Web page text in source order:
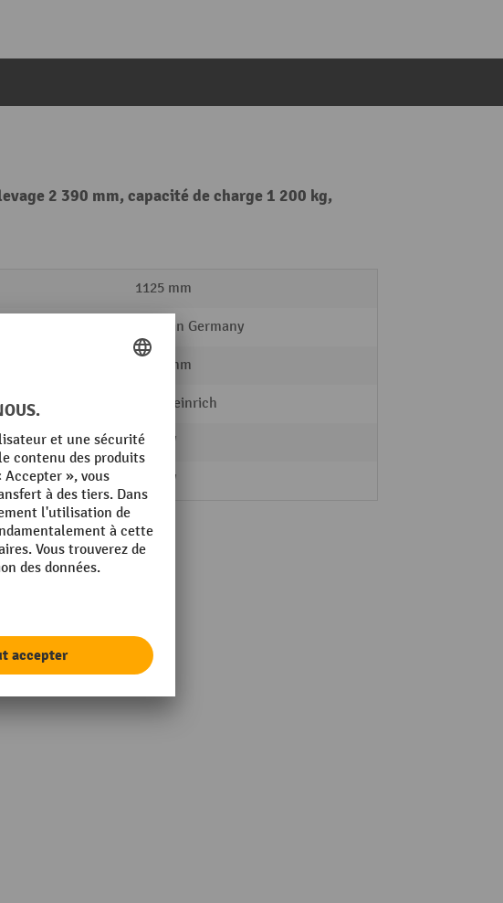
2 390 mm, capacité de charge 1 200 kg,
1125 mm
Made in Germany
1754 mm
Jungheinrich
puissance 2.2 kW
puissance 0.9 kW